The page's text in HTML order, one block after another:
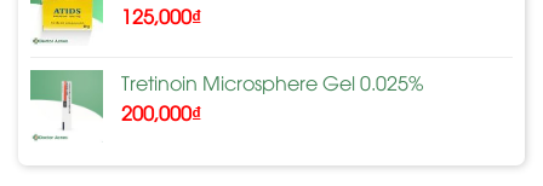
125,000₫
Tretinoin Microsphere Gel 0.025%
200,000₫